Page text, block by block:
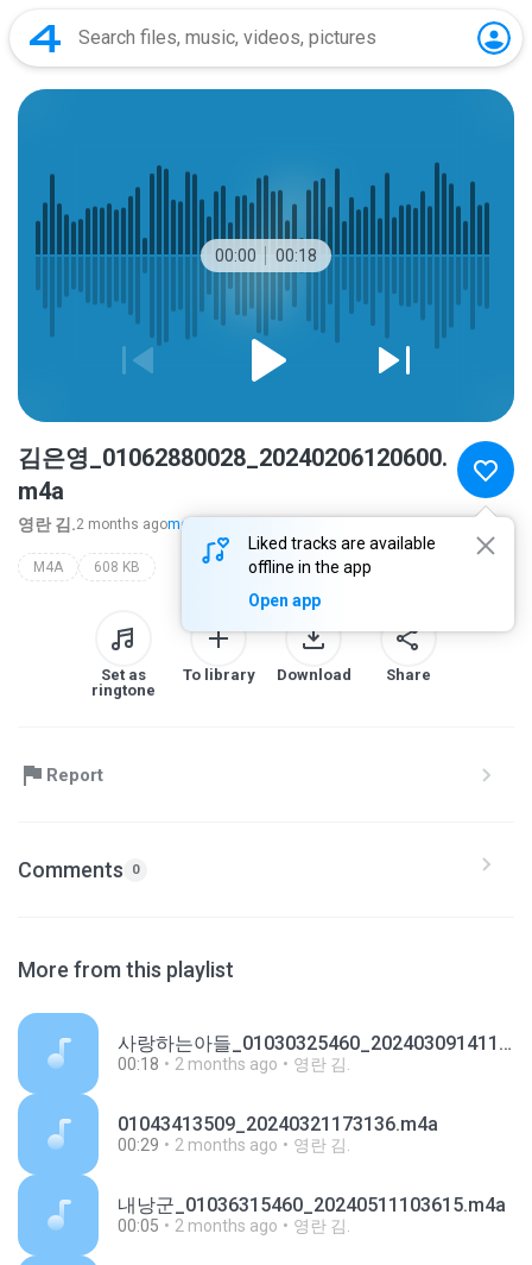
00:00 00:18
Liked tracks are available
offline in the app
Open app
김은영_01062880028_20240206120600.
m4a
영란 김.2 months agomore...
M4A 608 KB
Set as
ringtone
To library Download Share
Report
Comments 0
More from this playlist
사랑하는아들_01030325460_20240309141114.m4a
00:18 2 months ago 영란 김.
01043413509_20240321173136.m4a
00:29 2 months ago 영란 김.
내낭군_01036315460_20240511103615.m4a
00:05 2 months ago 영란 김.